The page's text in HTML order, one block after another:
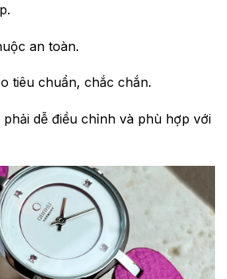
an toàn.
tiêu chuẩn, chắc chắn.
phải dễ điều chỉnh và phù hợp với